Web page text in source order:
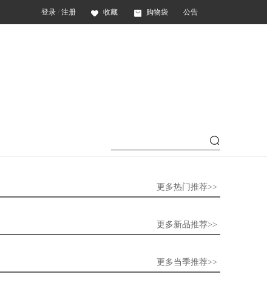
登录 / 注册 收藏 购物袋 公告
更多热门推荐>>
更多新品推荐>>
更多当季推荐>>